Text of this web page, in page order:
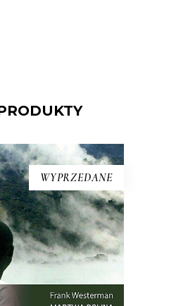
WYPRZEDANE
DOLINA
roku z doliny w
życie. Kurczaki,
ptaki leżały martwe w